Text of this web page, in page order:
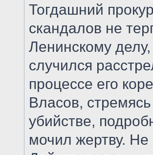
Тогдашний
скандалов не
Ленинскому
случился
процессе его
Власов,
убийстве,
мочил жертву.